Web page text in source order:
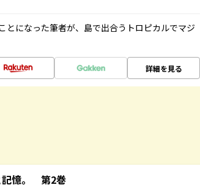
とになった筆者が、島で出合うトロピカルでマジ
詳細を見る
記憶。 第2巻